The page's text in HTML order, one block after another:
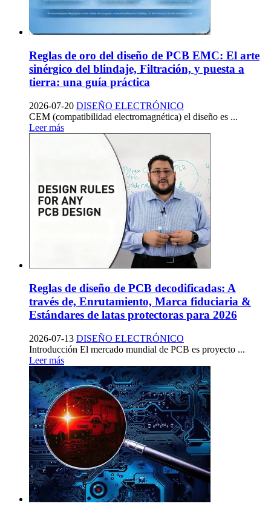
Reglas de oro del diseño de PCB EMC: El arte
sinérgico del blindaje, Filtración, y puesta a
tierra: una guía práctica
2026-07-20 DISEÑO ELECTRÓNICO
CEM (compatibilidad electromagnética) el diseño es ...
Leer más
Reglas de diseño de PCB decodificadas: A
través de, Enrutamiento, Marca fiduciaria &
Estándares de latas protectoras para 2026
2026-07-13 DISEÑO ELECTRÓNICO
Introducción El mercado mundial de PCB es proyecto ...
Leer más